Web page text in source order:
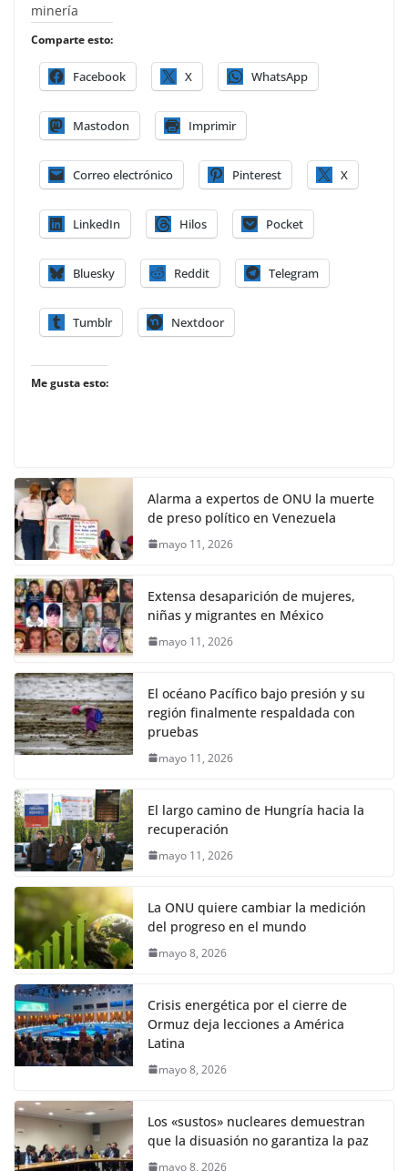
minería
Comparte esto:
Facebook X WhatsApp
Mastodon Imprimir
Correo electrónico Pinterest X
LinkedIn Hilos Pocket
Bluesky Reddit Telegram
Tumblr Nextdoor
Me gusta esto:
Alarma a expertos de ONU la muerte
de preso político en Venezuela
mayo 11, 2026
Extensa desaparición de mujeres,
niñas y migrantes en México
mayo 11, 2026
El océano Pacífico bajo presión y su
región finalmente respaldada con
pruebas
mayo 11, 2026
El largo camino de Hungría hacia la
recuperación
mayo 11, 2026
La ONU quiere cambiar la medición
del progreso en el mundo
mayo 8, 2026
Crisis energética por el cierre de
Ormuz deja lecciones a América
Latina
mayo 8, 2026
Los «sustos» nucleares demuestran
que la disuasión no garantiza la paz
mayo 8, 2026